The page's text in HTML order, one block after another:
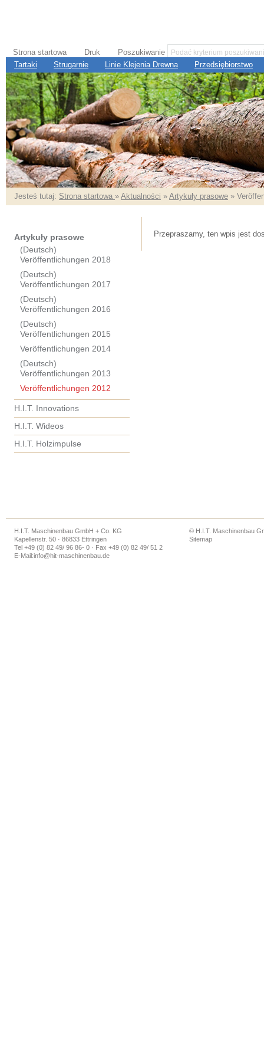
Strona startowa Druk
Poszukiwanie
Tartaki
Strugarnie Linie Klejenia Drewna Przedsiębiorstwo
Jesteś tutaj: Strona startowa » Aktualności » Artykuły prasowe »
Artykuły prasowe
(Deutsch)
Veröffentlichungen 2018
(Deutsch)
Veröffentlichungen 2017
(Deutsch)
Veröffentlichungen 2016
(Deutsch)
Veröffentlichungen 2015
Veröffentlichungen 2014
(Deutsch)
Veröffentlichungen 2013
Veröffentlichungen 2012
H.I.T. Innovations
H.I.T. Wideos
H.I.T. Holzimpulse
Przepraszamy, ten wpis jest
H.I.T. Maschinenbau GmbH + Co. KG
Kapellenstr. 50 · 86833 Ettringen
Tel +49 (0) 82 49/ 96 86- 0 · Fax +49 (0) 82 49/ 51 2
E-Mail:info@hit-maschinenbau.de
© H.I.T. Maschinenbau
Sitemap